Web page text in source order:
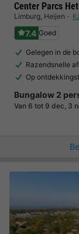
Center Parcs
Limburg, Heijen
7.4 Goed
Gelegen in de
Razendsnelle
Op
Bungalow 2
Van 6 tot 9 dec, 3